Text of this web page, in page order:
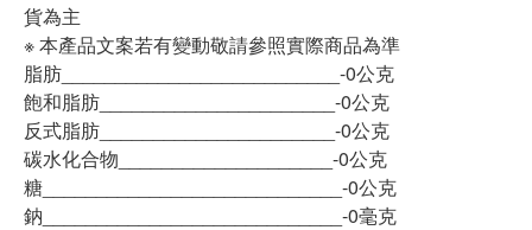
貨為主
※ 本產品文案若有變動敬請參照實際商品為準
脂肪__________________________-0公克
飽和脂肪______________________-0公克
反式脂肪______________________-0公克
碳水化合物____________________-0公克
糖____________________________-0公克
鈉____________________________-0毫克